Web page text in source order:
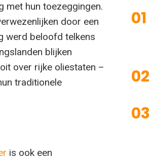
met hun toezeggingen.
door een
werd beloofd telkens
blijken
over rijke oliestaten –
traditionele
is ook een
01
02
03